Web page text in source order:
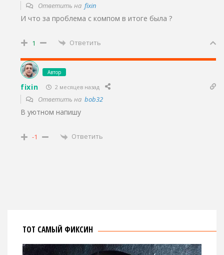
Ответить на fixin
И что за проблема с компом в итоге была ?
1 Ответить
Автор
fixin 2 месяцев назад
Ответить на bob32
В уютном напишу
-1 Ответить
ТОТ САМЫЙ ФИКСИН